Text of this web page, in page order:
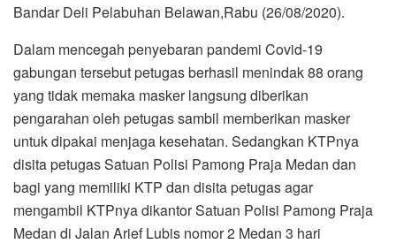
Bandar Deli Pelabuhan Belawan,Rabu (26/08/2020).
Dalam mencegah penyebaran pandemi Covid-19
gabungan tersebut petugas berhasil menindak 88 orang
yang tidak memaka masker langsung diberikan
pengarahan oleh petugas sambil memberikan masker
untuk dipakai menjaga kesehatan. Sedangkan KTPnya
disita petugas Satuan Polisi Pamong Praja Medan dan
bagi yang memiliki KTP dan disita petugas agar
mengambil KTPnya dikantor Satuan Polisi Pamong Praja
Medan di Jalan Arief Lubis nomor 2 Medan 3 hari